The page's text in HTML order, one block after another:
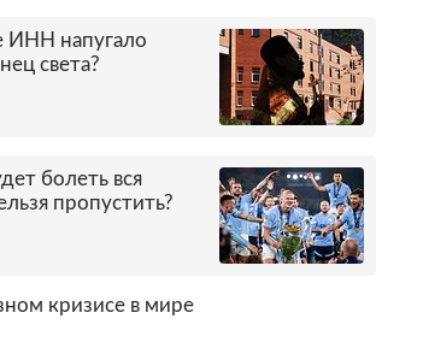
ИНН напугало
света?
болеть вся
пропустить?
кризисе в мире